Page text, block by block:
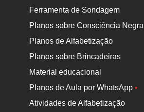
Ferramenta de Sondagem
Planos sobre Consciência Negra
Planos de Alfabetização
Planos sobre Brincadeiras
Material educacional
Planos de Aula por WhatsApp•
Atividades de Alfabetização